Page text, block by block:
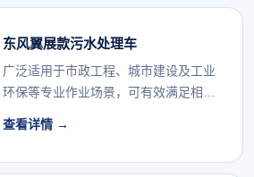
东风翼展款污水处理车
广泛适用于市政工程、城市建设及工业
环保等专业作业场景，可有效满足相关
查看详情 →